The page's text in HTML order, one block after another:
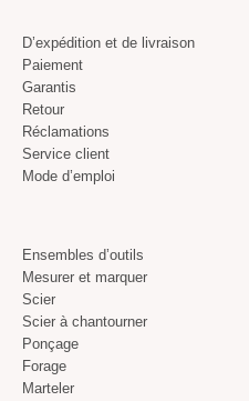
D’expédition et de livraison
Paiement
Garantis
Retour
Réclamations
Service client
Mode d’emploi
Ensembles d’outils
Mesurer et marquer
Scier
Scier à chantourner
Ponçage
Forage
Marteler